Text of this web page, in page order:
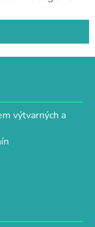
výtvarných a